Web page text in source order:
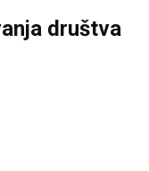
društva